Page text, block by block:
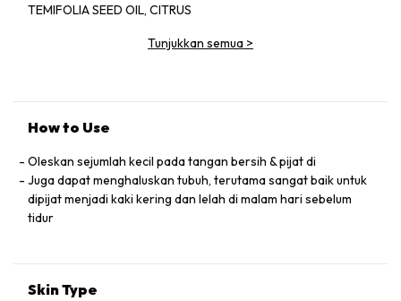
TEMIFOLIA SEED OIL, CITRUS
BUTYROSPERMUM
BUTTER.
CITRUS AURANTIUM DULCIS (ORANGE) OLL,
PHENOXYETHANOL, ROSMARINUS
OFFICINALIS (ROSEMARY )LEAF OIL, CITRUS GRANDIS
OIL, DISODIUM EDTA, DAUCUS CAROTA SATIVA (CARROT)
Tunjukkan semua >
How to Use
Oleskan sejumlah kecil pada tangan bersih & pijat di
Juga dapat menghaluskan tubuh, terutama sangat baik untuk
dipijat menjadi kaki kering dan lelah di malam hari sebelum
tidur
Skin Type